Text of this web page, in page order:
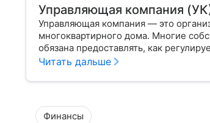
Управляющая компания
Управляющая компания — это
многоквартирного дома. Многие
обязана предоставлять, как
плохо.
Читать дальше
Финансы